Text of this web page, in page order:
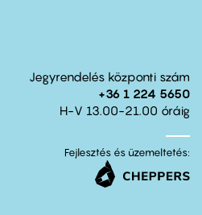
Jegyrendelés központi szám
+36 1 224 5650
H-V 13.00-21.00 óráig
Fejlesztés és üzemeltetés: